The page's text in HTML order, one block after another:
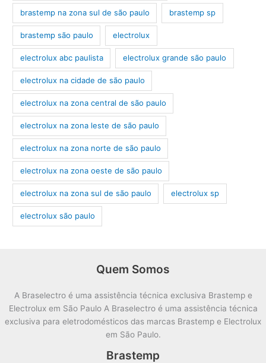
brastemp na zona sul de são paulo brastemp sp
brastemp são paulo electrolux
electrolux abc paulista electrolux grande são paulo
electrolux na cidade de são paulo
electrolux na zona central de são paulo
electrolux na zona leste de são paulo
electrolux na zona norte de são paulo
electrolux na zona oeste de são paulo
electrolux na zona sul de são paulo electrolux sp
electrolux são paulo
Quem Somos
A Braselectro é uma assistência técnica exclusiva Brastemp e
Electrolux em São Paulo A Braselectro é uma assistência técnica
exclusiva para eletrodomésticos das marcas Brastemp e Electrolux
em São Paulo.
Brastemp